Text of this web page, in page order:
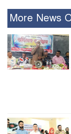
More News